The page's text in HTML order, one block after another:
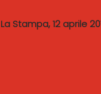
La Stampa, 12 aprile